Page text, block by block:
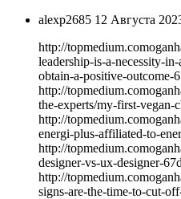
alexp2685 12 Августа
http://
leadership-is-a-necessity-
obtain-a-positive-outcome-
http://
the-experts/my-first-vegan-
http://
energi-plus-affiliated-to-
http://
designer-vs-ux-designer-
http://
signs-are-the-time-to-cut-